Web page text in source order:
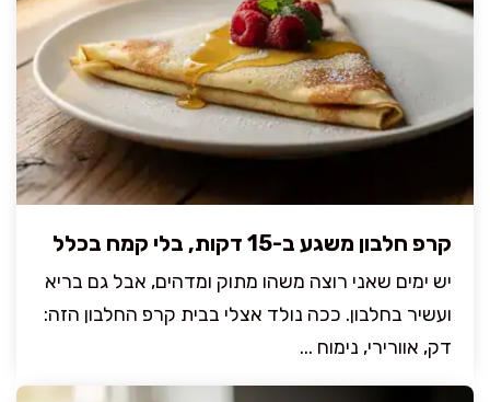
קרפ חלבון משגע ב-15 דקות, בלי קמח בכלל
יש ימים שאני רוצה משהו מתוק ומדהים, אבל גם בריא
ועשיר בחלבון. ככה נולד אצלי בבית קרפ החלבון הזה:
דק, אוורירי, נימוח ...